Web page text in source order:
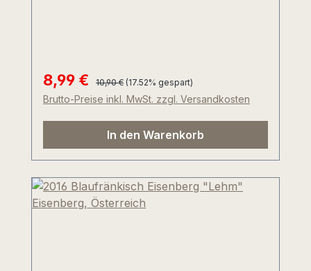
verantworten haben. Ein Geheimtipp zum
Top-Preis-Genussverhältnis!
Verkaufspreis:
8,99 € Regulärer Preis:
10,90 € (17.52% gespart)
Brutto-Preise inkl. MwSt. zzgl. Versandkosten
In den Warenkorb